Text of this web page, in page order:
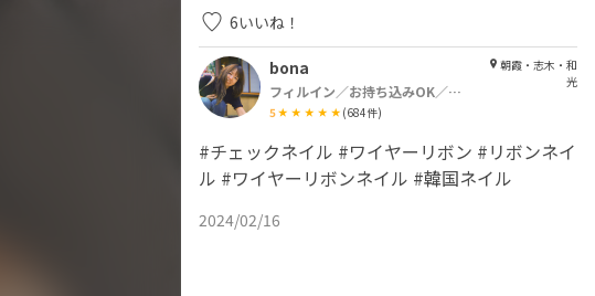
6いいね！
bona
フィルイン／お持ち込みOK／痛ネイル
5 (684件)
朝霞・志木・和
光
#チェックネイル #ワイヤーリボン #リボンネイ
ル #ワイヤーリボンネイル #韓国ネイル
2024/02/16